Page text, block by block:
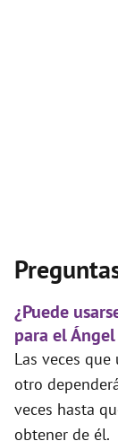
¿Puede
para el
Las veces
otro
veces hasta
obtener de él.